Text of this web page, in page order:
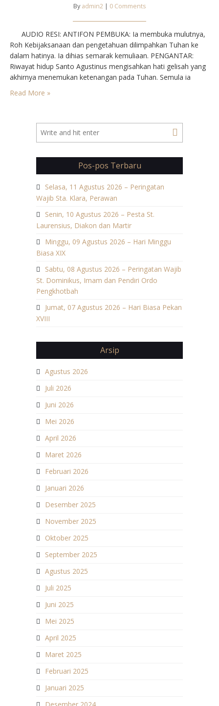
By admin2 | 0 Comments
AUDIO RESI: ANTIFON PEMBUKA: Ia membuka mulutnya,
Roh Kebijaksanaan dan pengetahuan dilimpahkan Tuhan ke
dalam hatinya. Ia dihias semarak kemuliaan. PENGANTAR:
Riwayat hidup Santo Agustinus mengisahkan hati gelisah yang
akhirnya menemukan ketenangan pada Tuhan. Semula ia
mengarahkan kepada kesesatan. Tanpa Tuhan dan iman hidup
Read More »
Pos-pos Terbaru
Selasa, 11 Agustus 2026 – Peringatan
Wajib Sta. Klara, Perawan
Senin, 10 Agustus 2026 – Pesta St.
Laurensius, Diakon dan Martir
Minggu, 09 Agustus 2026 – Hari Minggu
Biasa XIX
Sabtu, 08 Agustus 2026 – Peringatan Wajib
St. Dominikus, Imam dan Pendiri Ordo
Pengkhotbah
Jumat, 07 Agustus 2026 – Hari Biasa Pekan
XVIII
Arsip
Agustus 2026
Juli 2026
Juni 2026
Mei 2026
April 2026
Maret 2026
Februari 2026
Januari 2026
Desember 2025
November 2025
Oktober 2025
September 2025
Agustus 2025
Juli 2025
Juni 2025
Mei 2025
April 2025
Maret 2025
Februari 2025
Januari 2025